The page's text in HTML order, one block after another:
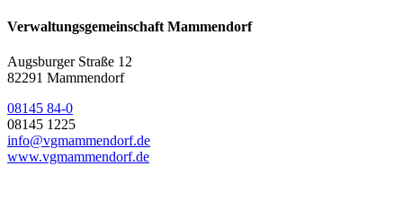
Verwaltungsgemeinschaft Mammendorf
Augsburger Straße 12
82291 Mammendorf
08145 84-0
08145 1225
info@vgmammendorf.de
www.vgmammendorf.de